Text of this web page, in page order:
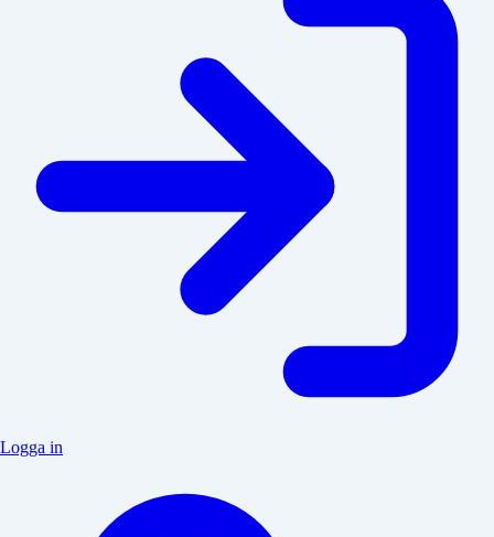
Logga in